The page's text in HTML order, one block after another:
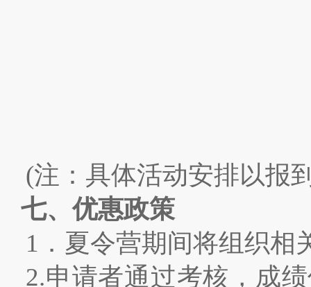
(注：具体活动安排以报
七、优惠政策
1 ．夏令营期间将组织
2.申请者通过考核，成